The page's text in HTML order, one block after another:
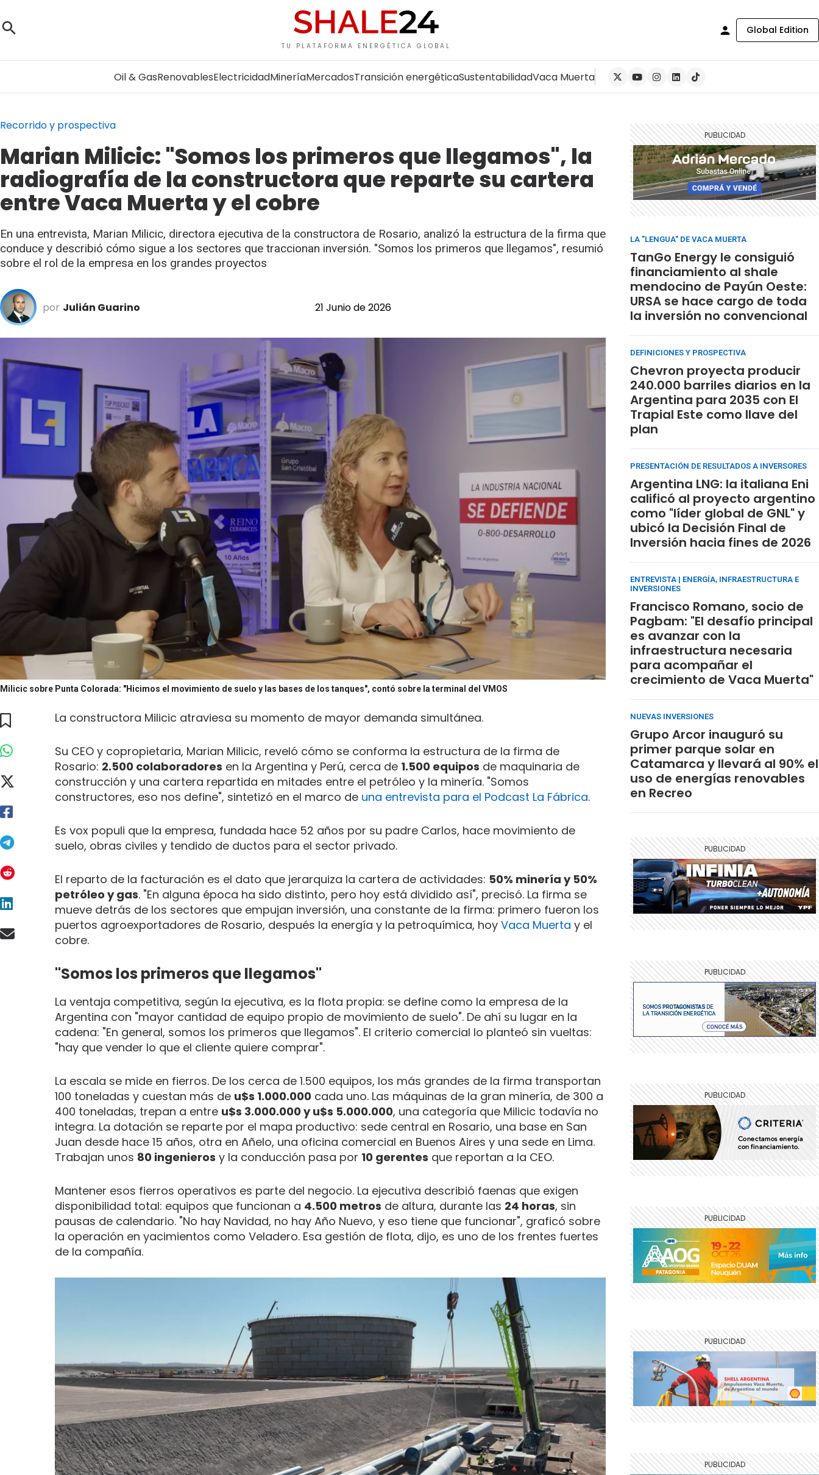
TU PLATAFORMA ENERGÉTICA GLOBAL
Global Edition
Oil & GasRenovablesElectricidadMineríaMercadosTransición energéticaSustentabilidadVaca Muerta
Recorrido y prospectiva
Marian Milicic: "Somos los primeros que llegamos", la
radiografía de la constructora que reparte su cartera
entre Vaca Muerta y el cobre
En una entrevista, Marian Milicic, directora ejecutiva de la constructora de Rosario, analizó la estructura de la firma que
conduce y describió cómo sigue a los sectores que traccionan inversión. "Somos los primeros que llegamos", resumió
sobre el rol de la empresa en los grandes proyectos
por Julián Guarino 21 Junio de 2026
Milicic sobre Punta Colorada: "Hicimos el movimiento de suelo y las bases de los tanques", contó sobre la terminal del VMOS
La constructora Milicic atraviesa su momento de mayor demanda simultánea.
Su CEO y copropietaria, Marian Milicic, reveló cómo se conforma la estructura de la firma de
Rosario: 2.500 colaboradores en la Argentina y Perú, cerca de 1.500 equipos de maquinaria de
construcción y una cartera repartida en mitades entre el petróleo y la minería. "Somos
constructores, eso nos define", sintetizó en el marco de una entrevista para el Podcast La Fábrica.
Es vox populi que la empresa, fundada hace 52 años por su padre Carlos, hace movimiento de
suelo, obras civiles y tendido de ductos para el sector privado.
El reparto de la facturación es el dato que jerarquiza la cartera de actividades: 50% minería y 50%
petróleo y gas. "En alguna época ha sido distinto, pero hoy está dividido así", precisó. La firma se
mueve detrás de los sectores que empujan inversión, una constante de la firma: primero fueron los
puertos agroexportadores de Rosario, después la energía y la petroquímica, hoy Vaca Muerta y el
cobre.
"Somos los primeros que llegamos"
La ventaja competitiva, según la ejecutiva, es la flota propia: se define como la empresa de la
Argentina con "mayor cantidad de equipo propio de movimiento de suelo". De ahí su lugar en la
cadena: "En general, somos los primeros que llegamos". El criterio comercial lo planteó sin vueltas:
"hay que vender lo que el cliente quiere comprar".
La escala se mide en fierros. De los cerca de 1.500 equipos, los más grandes de la firma transportan
100 toneladas y cuestan más de u$s 1.000.000 cada uno. Las máquinas de la gran minería, de 300 a
400 toneladas, trepan a entre u$s 3.000.000 y u$s 5.000.000, una categoría que Milicic todavía no
integra. La dotación se reparte por el mapa productivo: sede central en Rosario, una base en San
Juan desde hace 15 años, otra en Añelo, una oficina comercial en Buenos Aires y una sede en Lima.
Trabajan unos 80 ingenieros y la conducción pasa por 10 gerentes que reportan a la CEO.
Mantener esos fierros operativos es parte del negocio. La ejecutiva describió faenas que exigen
disponibilidad total: equipos que funcionan a 4.500 metros de altura, durante las 24 horas, sin
pausas de calendario. "No hay Navidad, no hay Año Nuevo, y eso tiene que funcionar", graficó sobre
la operación en yacimientos como Veladero. Esa gestión de flota, dijo, es uno de los frentes fuertes
de la compañía.
LA "LENGUA" DE VACA MUERTA
TanGo Energy le consiguió
financiamiento al shale
mendocino de Payún Oeste:
URSA se hace cargo de toda
la inversión no convencional
DEFINICIONES Y PROSPECTIVA
Chevron proyecta producir
240.000 barriles diarios en la
Argentina para 2035 con El
Trapial Este como llave del
plan
PRESENTACIÓN DE RESULTADOS A INVERSORES
Argentina LNG: la italiana Eni
calificó al proyecto argentino
como "líder global de GNL" y
ubicó la Decisión Final de
Inversión hacia fines de 2026
ENTREVISTA | ENERGÍA, INFRAESTRUCTURA E
INVERSIONES
Francisco Romano, socio de
Pagbam: "El desafío principal
es avanzar con la
infraestructura necesaria
para acompañar el
crecimiento de Vaca Muerta"
NUEVAS INVERSIONES
Grupo Arcor inauguró su
primer parque solar en
Catamarca y llevará al 90% el
uso de energías renovables
en Recreo